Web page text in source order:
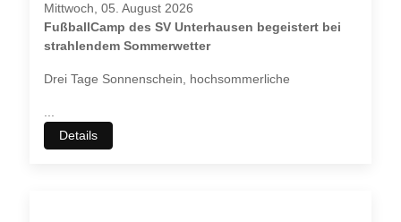
Mittwoch, 05. August 2026
FußballCamp des SV Unterhausen begeistert bei
strahlendem Sommerwetter
Drei Tage Sonnenschein, hochsommerliche
...
Details